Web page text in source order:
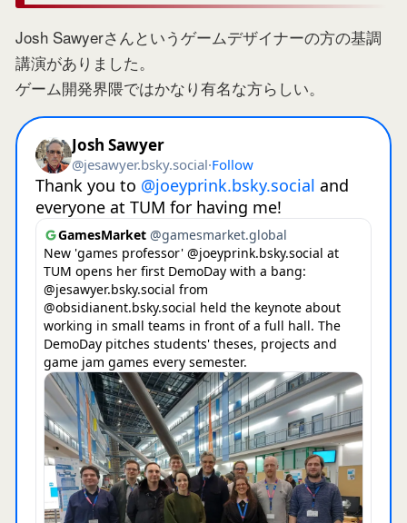
Josh Sawyerさんというゲームデザイナーの方の基調
講演がありました。
ゲーム開発界隈ではかなり有名な方らしい。